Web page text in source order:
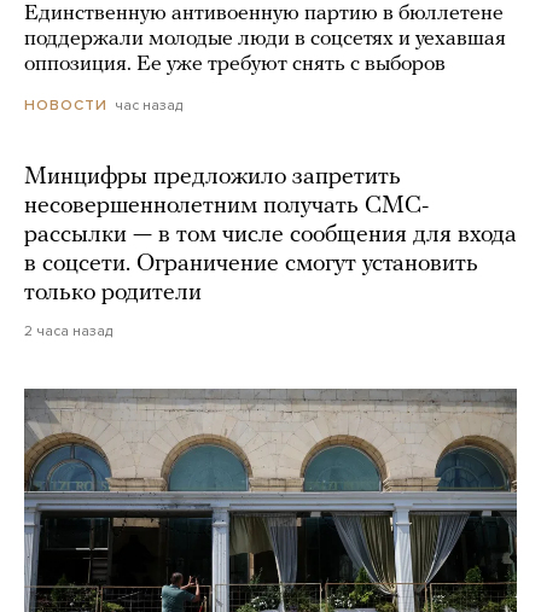
Единственную антивоенную партию в бюллетене
поддержали молодые люди в соцсетях и уехавшая
оппозиция. Ее уже требуют снять с выборов
НОВОСТИ час назад
Минцифры предложило запретить
несовершеннолетним получать СМС-
рассылки — в том числе сообщения для входа
в соцсети. Ограничение смогут установить
только родители
2 часа назад